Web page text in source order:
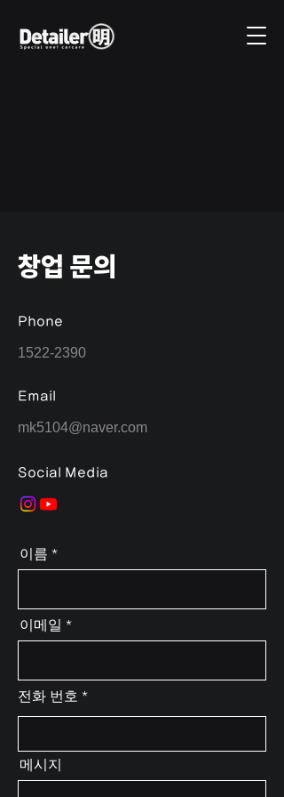
​창업 문의
Phone
1522-2390
Email
mk5104@naver.com
Social Media
이름
이메일
전화 번호
메시지